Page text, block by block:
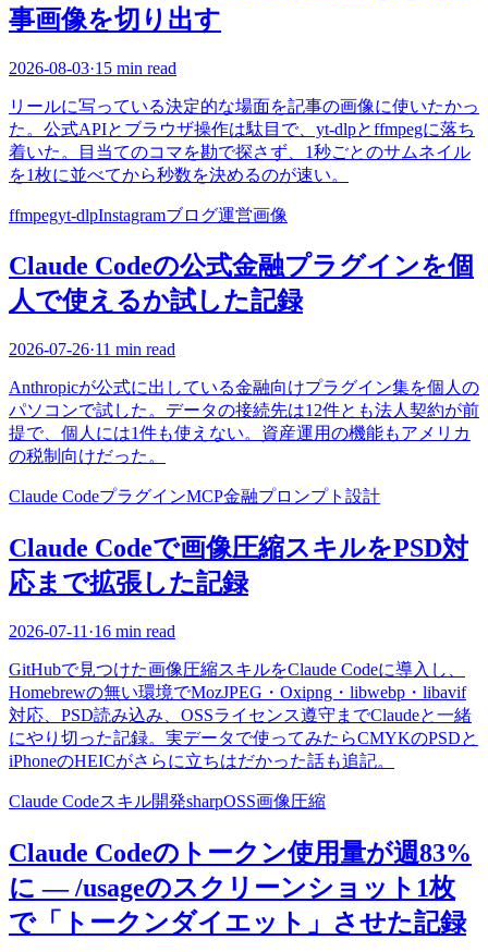
事画像を切り出す
2026-08-03·15 min read
リールに写っている決定的な場面を記事の画像に使いたかっ
た。公式APIとブラウザ操作は駄目で、yt-dlpとffmpegに落ち
着いた。目当てのコマを勘で探さず、1秒ごとのサムネイル
を1枚に並べてから秒数を決めるのが速い。
ffmpegyt-dlpInstagramブログ運営画像
Claude Codeの公式金融プラグインを個
人で使えるか試した記録
2026-07-26·11 min read
Anthropicが公式に出している金融向けプラグイン集を個人の
パソコンで試した。データの接続先は12件とも法人契約が前
提で、個人には1件も使えない。資産運用の機能もアメリカ
の税制向けだった。
Claude CodeプラグインMCP金融プロンプト設計
Claude Codeで画像圧縮スキルをPSD対
応まで拡張した記録
2026-07-11 ·16 min read
GitHubで見つけた画像圧縮スキルをClaude Codeに導入し、
Homebrewの無い環境でMozJPEG・Oxipng・libwebp・libavif
対応、PSD読み込み、OSSライセンス遵守までClaudeと一緒
にやり切った記録。実データで使ってみたらCMYKのPSDと
iPhoneのHEICがさらに立ちはだかった話も追記。
Claude Codeスキル開発sharpOSS画像圧縮
Claude Codeのトークン使用量が週83%
に — /usageのスクリーンショット1枚
で「トークンダイエット」させた記録